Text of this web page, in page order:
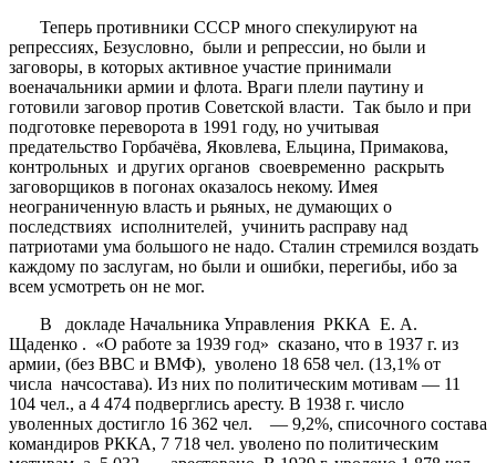
Теперь противники СССР много спекулируют на
репрессиях, Безусловно, были и репрессии, но были и
заговоры, в которых активное участие принимали
военачальники армии и флота. Враги плели паутину и
готовили заговор против Советской власти. Так было и при
подготовке переворота в 1991 году, но учитывая
предательство Горбачёва, Яковлева, Ельцина, Примакова,
контрольных и других органов своевременно раскрыть
заговорщиков в погонах оказалось некому. Имея
неограниченную власть и рьяных, не думающих о
последствиях исполнителей, учинить расправу над
патриотами ума большого не надо. Сталин стремился воздать
каждому по заслугам, но были и ошибки, перегибы, ибо за
всем усмотреть он не мог.
В докладе Начальника Управления РККА Е. А.
Щаденко . «О работе за 1939 год» сказано, что в 1937 г. из
армии, (без ВВС и ВМФ), уволено 18 658 чел. (13,1% от
числа начсостава). Из них по политическим мотивам — 11
104 чел., а 4 474 подверглись аресту. В 1938 г. число
уволенных достигло 16 362 чел. — 9,2%, списочного состава
командиров РККА, 7 718 чел. уволено по политическим